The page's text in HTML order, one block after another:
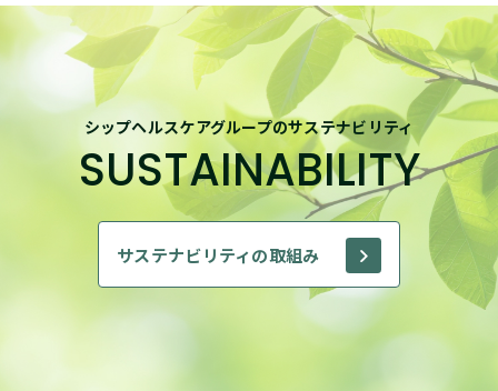
シップヘルスケアグループのサステナビリティ
SUSTAINABILITY
サステナビリティの取組み